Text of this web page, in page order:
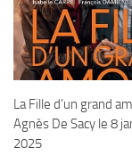
La Fille d’un grand
Agnès De Sacy le 8
2025